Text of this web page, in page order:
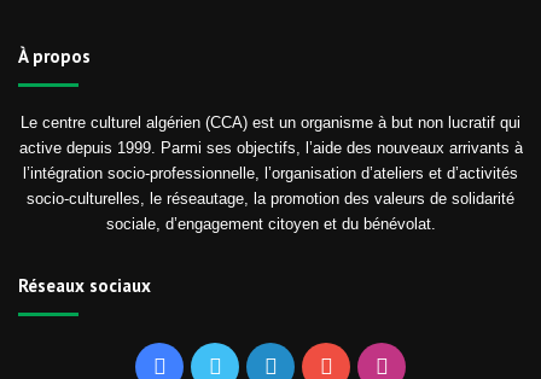
À propos
Le centre culturel algérien (CCA) est un organisme à but non lucratif qui
active depuis 1999. Parmi ses objectifs, l’aide des nouveaux arrivants à
l’intégration socio-professionnelle, l’organisation d’ateliers et d’activités
socio-culturelles, le réseautage, la promotion des valeurs de solidarité
sociale, d’engagement citoyen et du bénévolat.
Réseaux sociaux
FacebookTwitter LinkedinYouTubeInstagram